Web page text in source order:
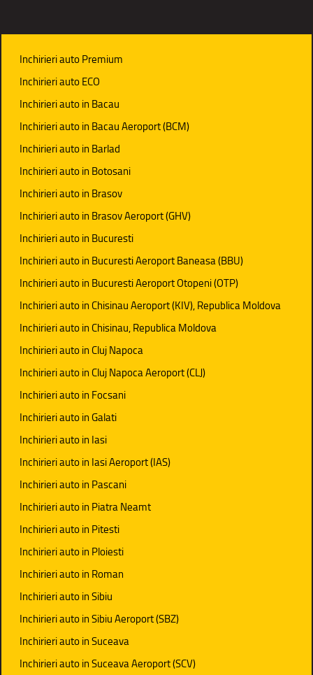
Inchirieri auto Premium
Inchirieri auto ECO
Inchirieri auto in Bacau
Inchirieri auto in Bacau Aeroport (BCM)
Inchirieri auto in Barlad
Inchirieri auto in Botosani
Inchirieri auto in Brasov
Inchirieri auto in Brasov Aeroport (GHV)
Inchirieri auto in Bucuresti
Inchirieri auto in Bucuresti Aeroport Baneasa (BBU)
Inchirieri auto in Bucuresti Aeroport Otopeni (OTP)
Inchirieri auto in Chisinau Aeroport (KIV), Republica Moldova
Inchirieri auto in Chisinau, Republica Moldova
Inchirieri auto in Cluj Napoca
Inchirieri auto in Cluj Napoca Aeroport (CLJ)
Inchirieri auto in Focsani
Inchirieri auto in Galati
Inchirieri auto in Iasi
Inchirieri auto in Iasi Aeroport (IAS)
Inchirieri auto in Pascani
Inchirieri auto in Piatra Neamt
Inchirieri auto in Pitesti
Inchirieri auto in Ploiesti
Inchirieri auto in Roman
Inchirieri auto in Sibiu
Inchirieri auto in Sibiu Aeroport (SBZ)
Inchirieri auto in Suceava
Inchirieri auto in Suceava Aeroport (SCV)